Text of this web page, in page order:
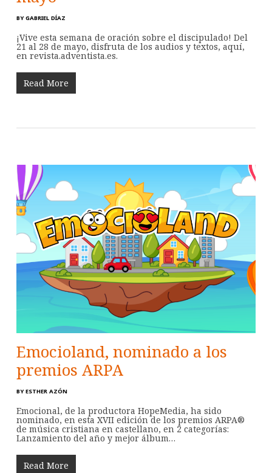
BY GABRIEL DÍAZ
¡Vive esta semana de oración sobre el discipulado! Del
21 al 28 de mayo, disfruta de los audios y textos, aquí,
en revista.adventista.es.
Read More
Emocioland, nominado a los
premios ARPA
BY ESTHER AZÓN
Emocional, de la productora HopeMedia, ha sido
nominado, en esta XVII edición de los premios ARPA®
de música cristiana en castellano, en 2 categorías:
Lanzamiento del año y mejor álbum…
Read More